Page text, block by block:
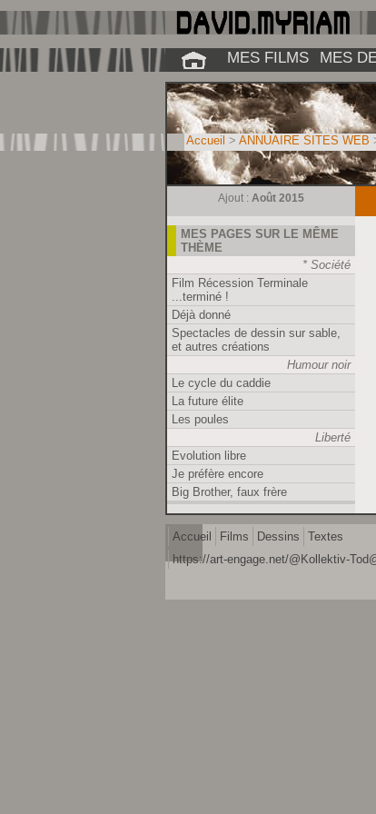
Ajout : Août 2015
MES PAGES SUR LE MÊME
THÈME
* Société
Film Récession Terminale
...terminé !
Déjà donné
Spectacles de dessin sur sable,
et autres créations
Humour noir
Le cycle du caddie
La future élite
Les poules
Liberté
Evolution libre
Je préfère encore
Big Brother, faux frère
Accueil > ANNUAIRE SITES WEB
Accueil Films Dessins
Textes
https://art-engage.net/@Kollektiv-
MES FILMS MES